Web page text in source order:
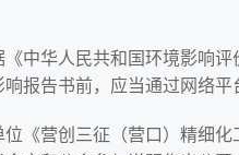
《中华人民共和国环境影响
响报告书前，应当通过网络平
位《营创三征（营口）精细